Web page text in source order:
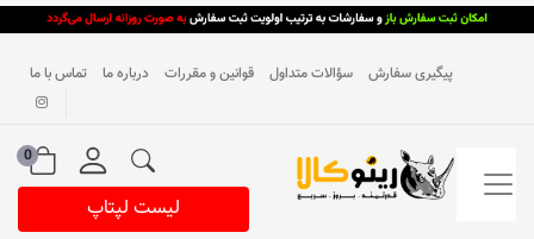
پیگیری سفارش سؤالات متداول قوانین و مقررات درباره ما تماس با ما
0
لیست لپتاپ